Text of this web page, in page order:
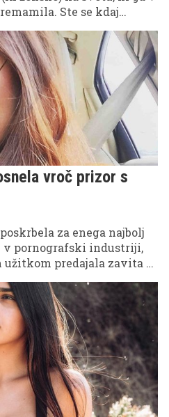
Ste se kdaj
vroč prizor s
za enega najbolj
pornografski industriji,
užitkom predajala zavita v
zakaj ga je